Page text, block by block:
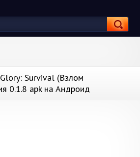
Survival (Взлом
0.1.8 apk на Андроид